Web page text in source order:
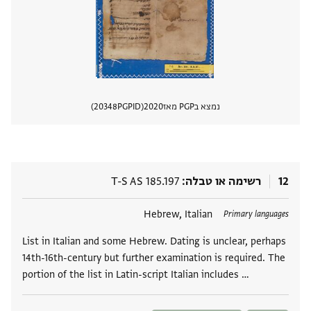
נמצא בPGP מאז 2020
PGPID
20348
12 רשימה או טבלה T-S AS 185.197
Primary languages
Hebrew, Italian
List in Italian and some Hebrew. Dating is unclear, perhaps
14th-16th-century but further examination is required. The
portion of the list in Latin-script Italian includes …
תגים